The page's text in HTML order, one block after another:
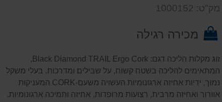
מק"ט: 1000152
מכירה רגילה
זוג מקלות הליכה דגם: Black Diamond TRAIL Ergo Cork,
המתאימים להליכה בשטח קשוח, על שבילים ומדרכות. בעלי משקל
נמוך, ידיות אחיזה ארגונומיות העשויה משעם-CORK המעניקות
אוורור ואחיזה מרבית, רצועות מרופדות, אחיזה ותמיכה ארגונומיות.